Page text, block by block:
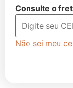
Consulte o
Não sei meu